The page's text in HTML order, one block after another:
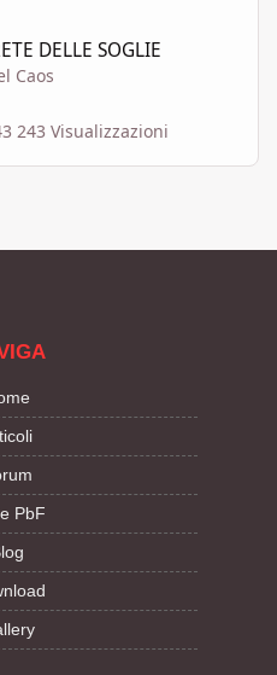
DELLE SOGLIE
Caos
243 Visualizzazioni
PbF